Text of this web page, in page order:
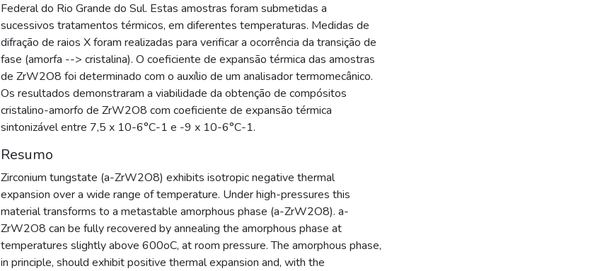
Federal do Rio Grande do Sul. Estas amostras foram submetidas a
sucessivos tratamentos térmicos, em diferentes temperaturas. Medidas de
difração de raios X foram realizadas para verificar a ocorrência da transição de
fase (amorfa --> cristalina). O coeficiente de expansão térmica das amostras
de ZrW2O8 foi determinado com o auxílio de um analisador termomecânico.
Os resultados demonstraram a viabilidade da obtenção de compósitos
cristalino-amorfo de ZrW2O8 com coeficiente de expansão térmica
sintonizável entre 7,5 x 10-6°C-1 e -9 x 10-6°C-1.
Resumo
Zirconium tungstate (a-ZrW2O8) exhibits isotropic negative thermal
expansion over a wide range of temperature. Under high-pressures this
material transforms to a metastable amorphous phase (a-ZrW2O8). a-
ZrW2O8 can be fully recovered by annealing the amorphous phase at
temperatures slightly above 600oC, at room pressure. The amorphous phase,
in principle, should exhibit positive thermal expansion and, with the